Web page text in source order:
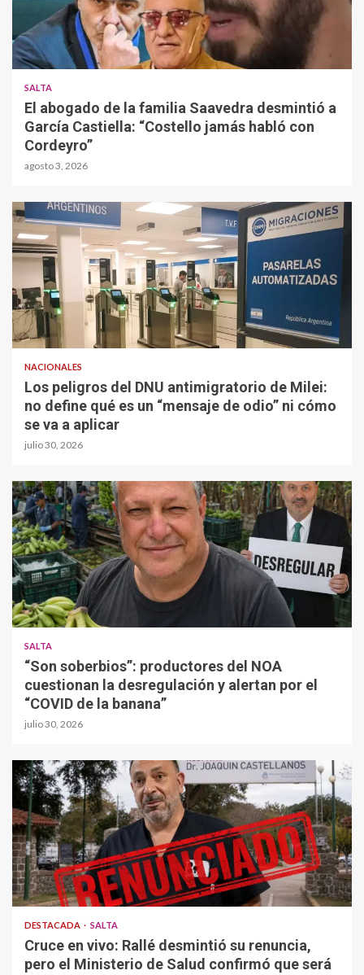
SALTA
El abogado de la familia Saavedra desmintió a
García Castiella: “Costello jamás habló con
Cordeyro”
agosto 3, 2026
NACIONALES
Los peligros del DNU antimigratorio de Milei:
no define qué es un “mensaje de odio” ni cómo
se va a aplicar
julio 30, 2026
SALTA
“Son soberbios”: productores del NOA
cuestionan la desregulación y alertan por el
“COVID de la banana”
julio 30, 2026
DESTACADA SALTA
Cruce en vivo: Rallé desmintió su renuncia,
pero el Ministerio de Salud confirmó que será